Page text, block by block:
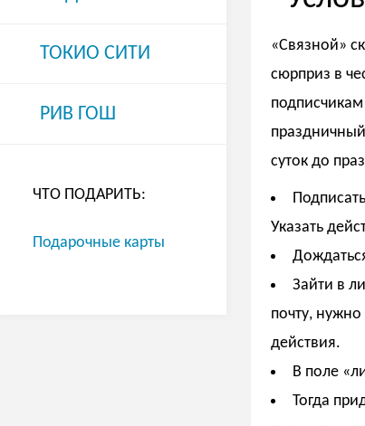
«Связной»
сюрприз в
суток до
Указать
Зайти в
почту,
действия.
В поле
Тогда
ТОКИО СИТИ
РИВ ГОШ
ЧТО ПОДАРИТЬ:
Подарочные карты